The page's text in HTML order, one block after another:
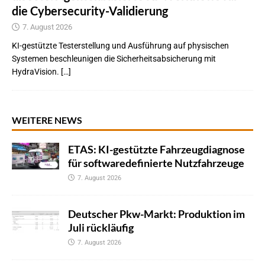
die Cybersecurity-Validierung
7. August 2026
KI-gestützte Testerstellung und Ausführung auf physischen
Systemen beschleunigen die Sicherheitsabsicherung mit
HydraVision. […]
WEITERE NEWS
ETAS: KI-gestützte Fahrzeugdiagnose
für softwaredefinierte Nutzfahrzeuge
7. August 2026
Deutscher Pkw-Markt: Produktion im
Juli rückläufig
7. August 2026